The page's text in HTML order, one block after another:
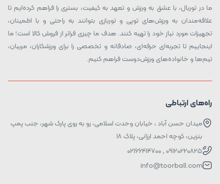
ما در توربال، با عشق به ورزش و تعهد به کیفیت، بستری را فراهم کرده‌ایم تا
علاقه‌مندان به ورزش‌های توپی و توربازی بتوانند به راحتی و با اطمینان،
تجهیزات مورد نیاز خود را تهیه کنند. هدف ما چیزی فراتر از فروش کالا است؛ ما
اینجاییم تا تجربه‌ای حرفه‌ای، صادقانه و تخصصی را برای ورزشکاران، مربیان،
تیم‌ها و خانواده‌های ورزش‌دوست فراهم کنیم.
راه‌های ارتباطی
میدان حسن آباد ، خیابان وحدت اسلامی، رو به روی پارک شهر، جنب پمپ
بنزین، کوچه احمد ارزانی، پلاک ۱۸
09120220825 , 02166414700
info@toorball.com